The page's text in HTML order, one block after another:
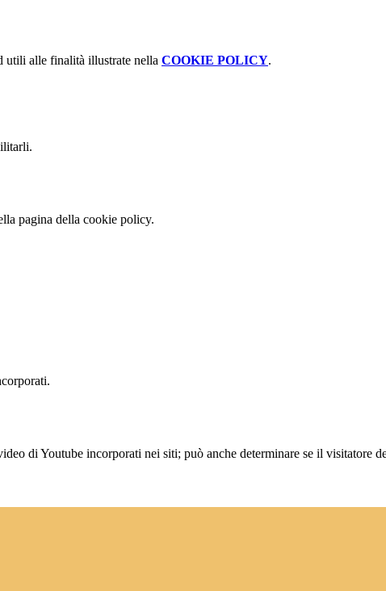
utili alle finalità illustrate nella COOKIE POLICY.
pagina della cookie policy.
di Youtube incorporati nei siti; può anche determinare se il visitatore